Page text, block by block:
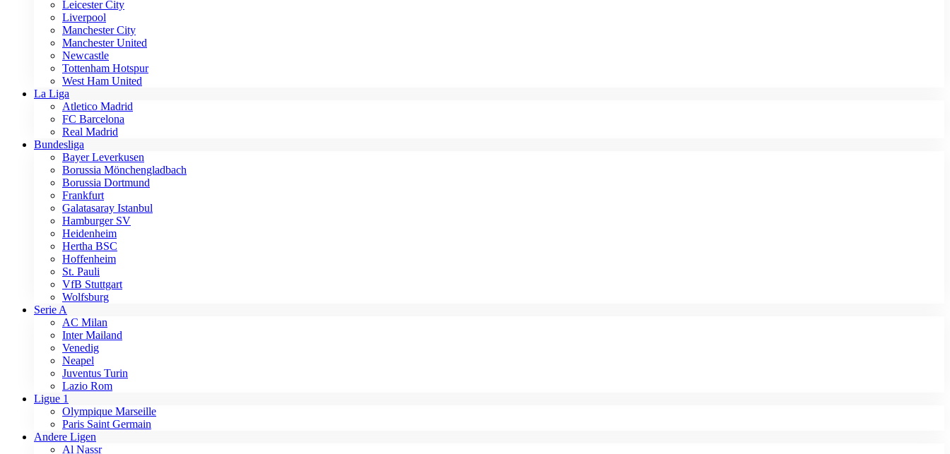
Leicester City
Liverpool
Manchester City
Manchester United
Newcastle
Tottenham Hotspur
West Ham United
La Liga
Atletico Madrid
FC Barcelona
Real Madrid
Bundesliga
Bayer Leverkusen
Borussia Mönchengladbach
Borussia Dortmund
Frankfurt
Galatasaray Istanbul
Hamburger SV
Heidenheim
Hertha BSC
Hoffenheim
St. Pauli
VfB Stuttgart
Wolfsburg
Serie A
AC Milan
Inter Mailand
Venedig
Neapel
Juventus Turin
Lazio Rom
Ligue 1
Olympique Marseille
Paris Saint Germain
Andere Ligen
Al Nassr